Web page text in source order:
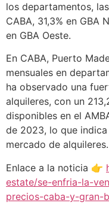
los departamentos,
CABA, 31,3% en GBA
en GBA Oeste.
En CABA, Puerto
mensuales en
ha observado una
alquileres, con un
disponibles en el
de 2023, lo que
mercado de alquileres.
Enlace a la noticia 👉
estate/se-enfria-la-
precios-caba-y-gran-